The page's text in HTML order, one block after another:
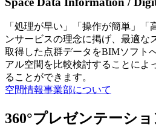
「処理が早い」「操作が簡単」「
ンサービスの理念に掲げ、最適な
取得した点群データをBIMソフト
アル空間を比較検討することによ
ることができます。
空間情報事業部について
360°プレゼンテーシ